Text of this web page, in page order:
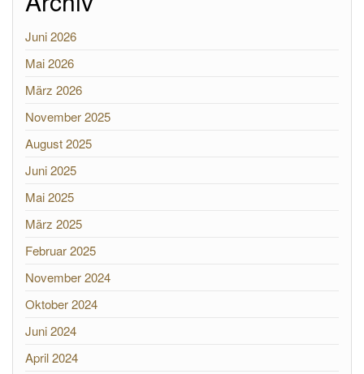
Juni 2026
Mai 2026
März 2026
November 2025
August 2025
Juni 2025
Mai 2025
März 2025
Februar 2025
November 2024
Oktober 2024
Juni 2024
April 2024